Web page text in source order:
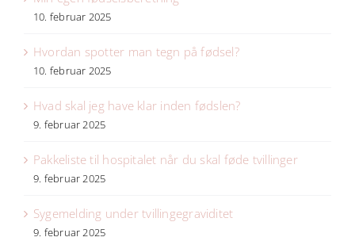
10. februar 2025
Hvordan spotter man tegn på fødsel?
10. februar 2025
Hvad skal jeg have klar inden fødslen?
9. februar 2025
Pakkeliste til hospitalet når du skal føde tvillinger
9. februar 2025
Sygemelding under tvillingegraviditet
9. februar 2025